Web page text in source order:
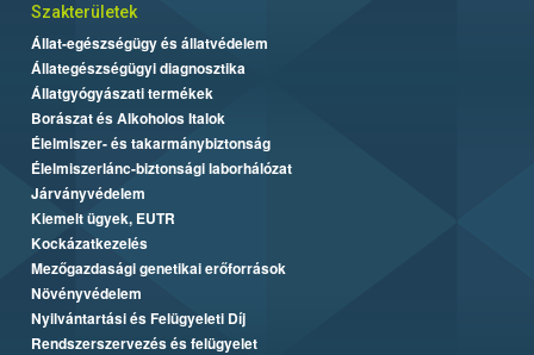
Szakterületek
Állat-egészségügy és állatvédelem
Állategészségügyi diagnosztika
Állatgyógyászati termékek
Borászat és Alkoholos Italok
Élelmiszer- és takarmánybiztonság
Élelmiszerlánc-biztonsági laborhálózat
Járványvédelem
Kiemelt ügyek, EUTR
Kockázatkezelés
Mezőgazdasági genetikai erőforrások
Növényvédelem
Nyilvántartási és Felügyeleti Díj
Rendszerszervezés és felügyelet